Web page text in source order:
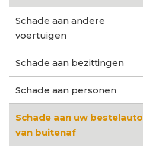
Schade aan andere
voertuigen
Schade aan bezittingen
Schade aan personen
Schade aan uw bestelauto
van buitenaf